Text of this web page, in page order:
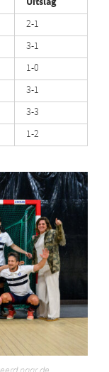
2-1
3-1
1-0
3-1
3-3
1-2